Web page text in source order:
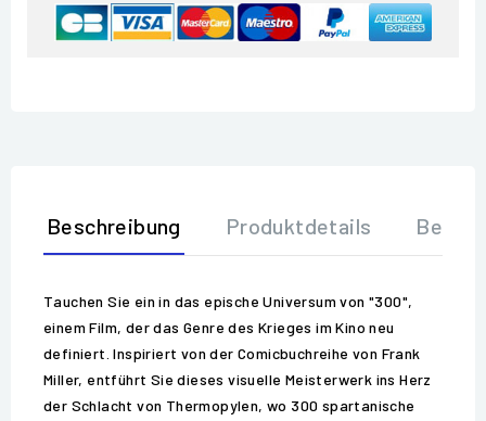
Beschreibung Produktdetails
Tauchen Sie ein in das epische Universum von "300",
einem Film, der das Genre des Krieges im Kino neu
definiert. Inspiriert von der Comicbuchreihe von Frank
Miller, entführt Sie dieses visuelle Meisterwerk ins Herz
der Schlacht von Thermopylen, wo 300 spartanische